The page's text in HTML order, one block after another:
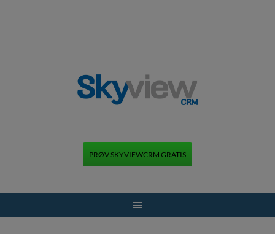
PRØV SKYVIEWCRM GRATIS